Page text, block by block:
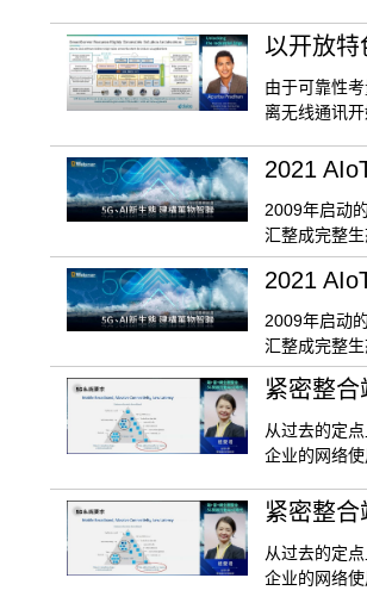
以开放特
由于可靠性
离无线通讯
2021
2009年启动
汇整成完整
2021
2009年启动
汇整成完整
紧密整
从过去的定
企业的网络
紧密整
从过去的定
企业的网络